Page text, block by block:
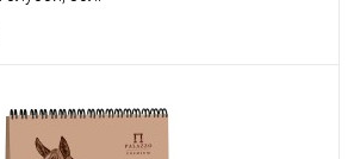
В корзину